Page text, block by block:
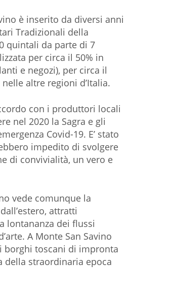
è inserito da diversi anni
Tradizionali della
quintali da parte di 7
per circa il 50% in
e negozi), per circa il
altre regioni d’Italia.
con i produttori locali
nel 2020 la Sagra e gli
Covid-19. E’ stato
impedito di svolgere
di convivialità, un vero e
vede comunque la
attratti
lontananza dei flussi
A Monte San Savino
borghi toscani di impronta
della straordinaria epoca